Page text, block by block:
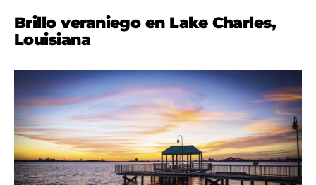
Brillo veraniego en Lake Charles,
Louisiana